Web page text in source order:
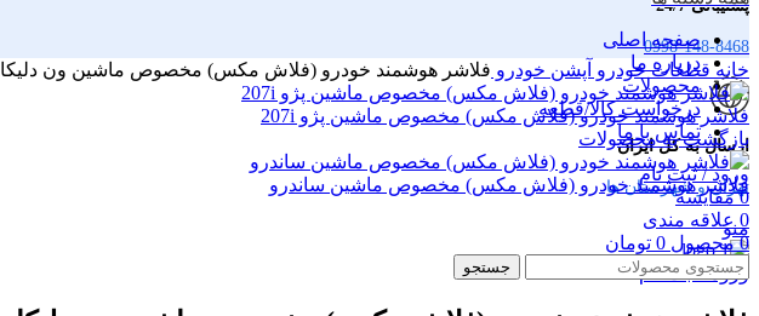
پشتیبانی 24/7
0998-148-8468
ارسال به کل ایران
تهران و شهرستان ها
منو
ورود / ثبت نام
صفحه اصلی
درباره ما
محصولات
درخواست کالا/قطعه
تماس با ما
ورود / ثبت نام
0 مقایسه
0 علاقه مندی
0 محصول 0 تومان
جستجو
خانه قطعات خودرو آپشن خودرو فلاشر هوشمند خودرو (فلاش مکس) مخصوص ماشین ون دلیکا
فلاشر هوشمند خودرو (فلاش مکس) مخصوص ماشین پژو 207i
بازگشت به محصولات
فلاشر هوشمند خودرو (فلاش مکس) مخصوص ماشین ساندرو
بزرگنمایی تصویر